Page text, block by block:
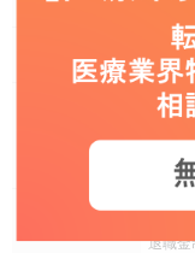
月20
完全
始、有
暇、
残業手
退職金